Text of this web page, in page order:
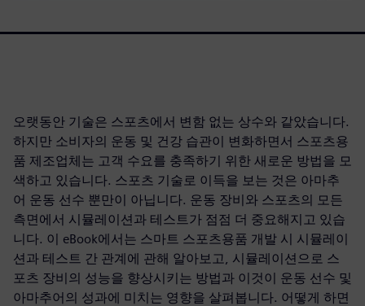
오랫동안 기술은 스포츠에서 변함 없는 상수와 같았습니다.
하지만 소비자의 운동 및 건강 습관이 변화하면서 스포츠용
품 제조업체는 고객 수요를 충족하기 위한 새로운 방법을 모
색하고 있습니다. 스포츠 기술로 이득을 보는 것은 아마추
어 운동 선수 뿐만이 아닙니다. 운동 장비와 스포츠의 모든
측면에서 시뮬레이션과 테스트가 점점 더 중요해지고 있습
니다. 이 eBook에서는 스마트 스포츠용품 개발 시 시뮬레이
션과 테스트 간 관계에 관해 알아보고, 시뮬레이션으로 스
포츠 장비의 성능을 향상시키는 방법과 이것이 운동 선수 및
아마추어의 성과에 미치는 영향을 살펴봅니다. 어떻게 하면